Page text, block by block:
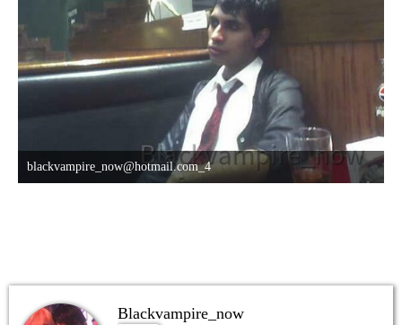
blackvampire_now@hotmail.com_4
8. Oktober 2015 um 03:42
Blackvampire_now